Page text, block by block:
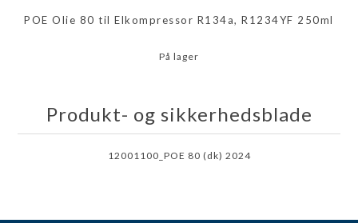
POE Olie 80 til Elkompressor R134a, R1234YF 250ml
På lager
Produkt- og sikkerhedsblade
12001100_POE 80 (dk) 2024